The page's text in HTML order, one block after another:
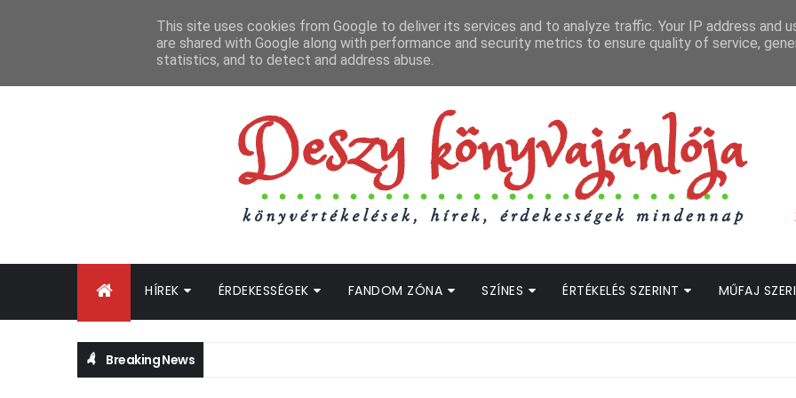
HÍREK ÉRDEKESSÉGEK FANDOM ZÓNA SZÍNES ÉRTÉKELÉS SZERINT MŰFAJ
Breaking News
This site uses cookies from Google to deliver its services and to analyze traffic. Your IP address and
are shared with Google along with performance and security metrics to ensure quality of service,
statistics, and to detect and address abuse.